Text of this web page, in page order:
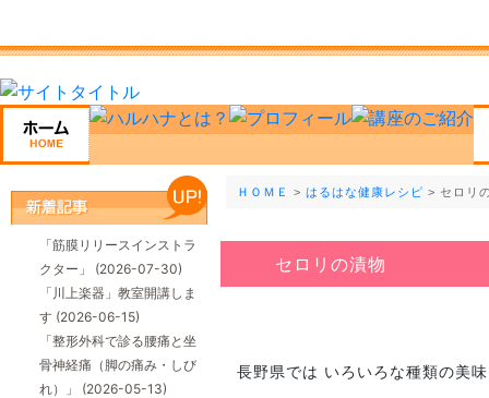
ＨＯＭＥ > はるはな健康レシピ > セロリ
セロリの漬物
長野県では いろいろな種類の美
「筋膜リリースインストラ
クター」 (2026-07-30)
「川上楽器」教室開講しま
す (2026-06-15)
「整形外科で診る腰痛と坐
骨神経痛（脚の痛み・しび
れ）」 (2026-05-13)